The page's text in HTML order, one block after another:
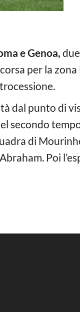
e Genoa,
per la zona
dal punto di
secondo
di
Poi